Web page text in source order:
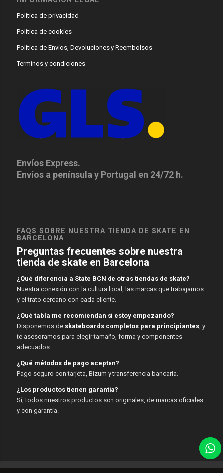
Política de privacidad
Política de cookies
Política de Envíos, Devoluciones y Reembolsos
Terminos y condiciones
Envíos Express.
Envíos a península y Portugal en 24/72 h.
FAQS SOBRE NUESTRA TIENDA DE SKATE EN
BARCELONA
Preguntas frecuentes sobre nuestra
tienda de skate en Barcelona
¿Qué diferencia a State BCN de otras tiendas de skate?
Nuestra conexión con la cultura local, las marcas que trabajamos
y el trato cercano con cada cliente.
¿Qué tabla me recomiendan si estoy empezando?
Disponemos de skateboards completos para principiantes, y
te asesoramos para elegir tamaño, forma y componentes
adecuados.
¿Qué métodos de pago aceptan?
Pago seguro con tarjeta, Bizum y transferencia bancaria.
¿Los productos tienen garantía?
Sí, todos nuestros productos son originales, de marcas oficiales
y con garantía.